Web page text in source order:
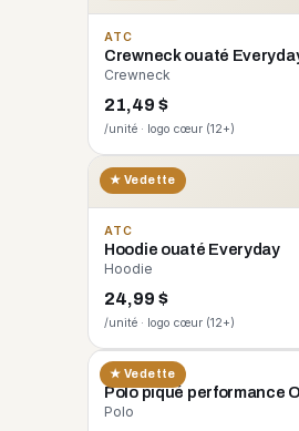
ATC
Crewneck ouaté
Crewneck
21,49 $
/unité · logo cœur (12+)
★ Vedette
ATC
Hoodie ouaté Everyday
Hoodie
24,99 $
/unité · logo cœur (12+)
★ Vedette
CORE 365
Polo piqué performance
Polo